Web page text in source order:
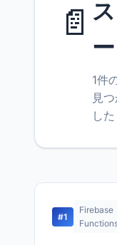
📄
1件
見
した
#1
Firebase